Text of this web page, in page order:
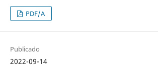
PDF/A
Publicado
2022-09-14